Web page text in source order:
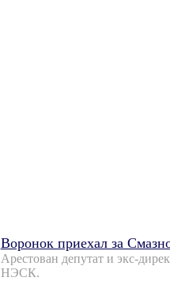
Воронок приехал за
Арестован депутат и экс-
НЭСК.